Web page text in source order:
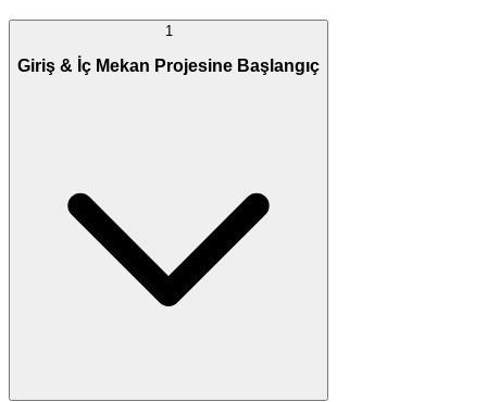
1
Giriş & İç Mekan Projesine Başlangıç